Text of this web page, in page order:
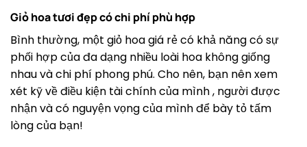
Giỏ hoa tươi đẹp có chi phí phù hợp
Bình thường, một giỏ hoa giá rẻ có khả năng có sự
phối hợp của đa dạng nhiều loài hoa không giống
nhau và chi phí phong phú. Cho nên, bạn nên xem
xét kỹ về điều kiện tài chính của mình , người được
nhận và có nguyện vọng của mình để bày tỏ tấm
lòng của bạn!